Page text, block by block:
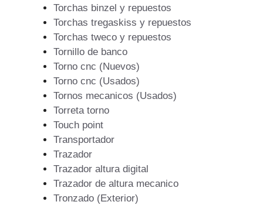
Torchas binzel y repuestos
Torchas tregaskiss y repuestos
Torchas tweco y repuestos
Tornillo de banco
Torno cnc (Nuevos)
Torno cnc (Usados)
Tornos mecanicos (Usados)
Torreta torno
Touch point
Transportador
Trazador
Trazador altura digital
Trazador de altura mecanico
Tronzado (Exterior)